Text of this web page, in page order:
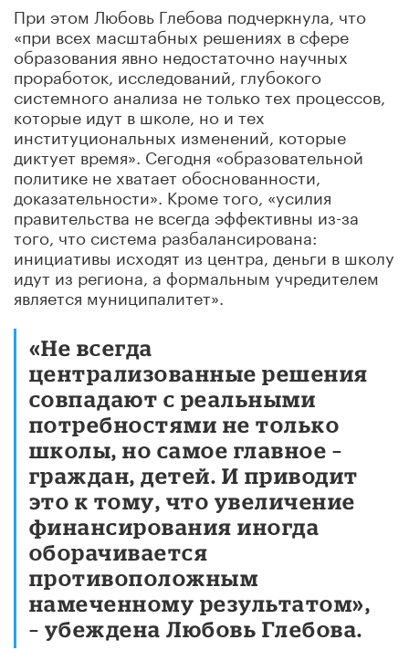
При этом Любовь Глебова подчеркнула, что
«при всех масштабных решениях в сфере
образования явно недостаточно научных
проработок, исследований, глубокого
системного анализа не только тех процессов,
которые идут в школе, но и тех
институциональных изменений, которые
диктует время». Сегодня «образовательной
политике не хватает обоснованности,
доказательности». Кроме того, «усилия
правительства не всегда эффективны из-за
того, что система разбалансирована:
инициативы исходят из центра, деньги в школу
идут из региона, а формальным учредителем
является муниципалитет».
«Не всегда
централизованные решения
совпадают с реальными
потребностями не только
школы, но самое главное –
граждан, детей. И приводит
это к тому, что увеличение
финансирования иногда
оборачивается
противоположным
намеченному результатом»,
– убеждена Любовь Глебова.